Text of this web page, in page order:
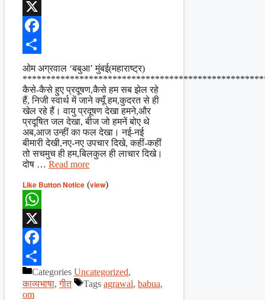
WhatsApp
X
Facebook
Share
ओम अग्रवाल ‘बबुआ’ मुंबई(महाराष्ट्र)
कैसे-कैसे हुए प्रदूषण,कैसे हम सब झेल रहे
हैं, निजी स्वार्थ में जाने क्यूँ हम,कुदरत से ही
खेल रहे हैं। वायु प्रदूषण देखा हमने,और
प्रदूषित जल देखा, बीज जो हमनें बोए थे
अब,आज उन्हीं का फल देखा। नई-नई
बीमारी देखी,नए-नए उपचार दिखे, कहीं-कहीं
तो सचमुच ही हम,बिलकुल ही लाचार दिखे।
दोष … Read more
Like Button Notice (view)
WhatsApp
X
Facebook
ShareCategories Uncategorized,
काव्यभाषा,गीत Tags agrawal, babua,
om